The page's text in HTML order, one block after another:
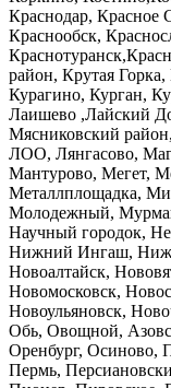
Краснодар, Красное
Краснообск,
район, Крутая
Курагино, Курган,
Лаишево ,Лайский
Мясниковский
ЛОО, Лянгасово,
Мантурово, Мегет,
Металлплощадка,
Молодежный,
Научный городок,
Нижний Ингаш,
Новоалтайск,
Новомосковск,
Новоульяновск,
Обь, Овощной,
Оренбург, Осиново,
Пермь,